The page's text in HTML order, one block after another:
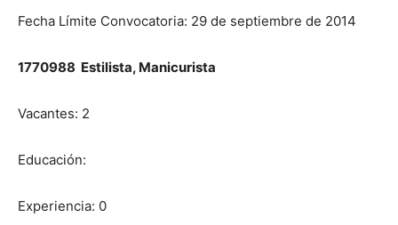
Fecha Límite Convocatoria: 29 de septiembre de 2014
1770988 Estilista, Manicurista
Vacantes: 2
Educación:
Experiencia: 0